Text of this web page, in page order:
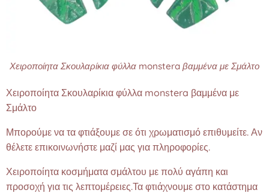
Χειροποίητα Σκουλαρίκια φύλλα monstera βαμμένα με Σμάλτο
Χειροποίητα Σκουλαρίκια φύλλα monstera βαμμένα με
Σμάλτο
Μπορούμε να τα φτιάξουμε σε ότι χρωματισμό επιθυμείτε. Αν
θέλετε επικοινωνήστε μαζί μας για πληροφορίες.
Χειροποίητα κοσμήματα σμάλτου με πολύ αγάπη και
προσοχή για τις λεπτομέρειες.Τα φτιάχνουμε στο κατάστημα